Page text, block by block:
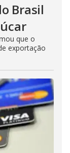
Brasil
que o
exportação